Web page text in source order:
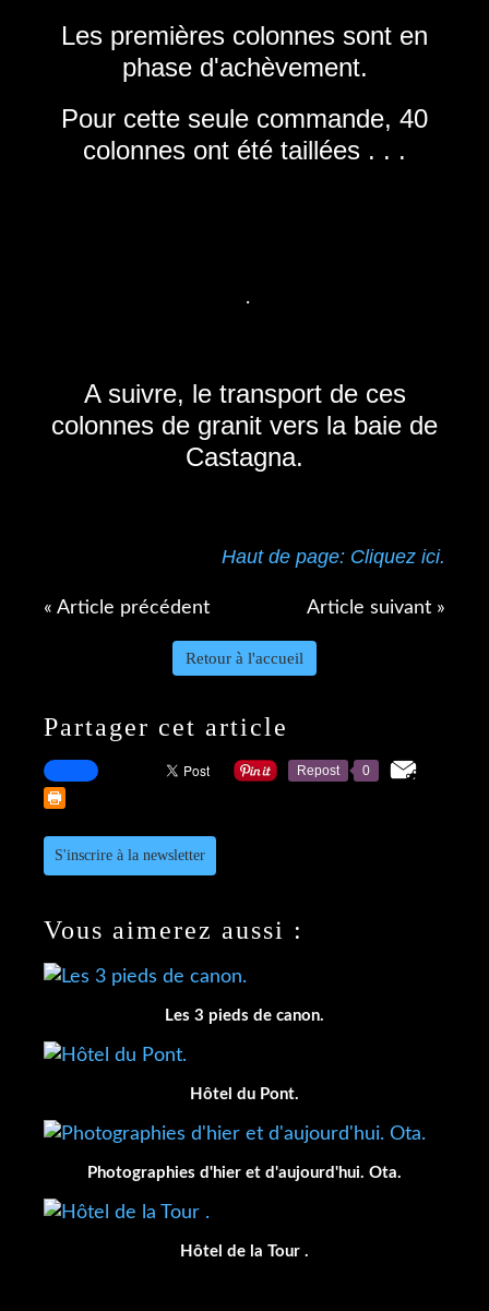
Les premières colonnes sont en
phase d'achèvement.
Pour cette seule commande, 40
colonnes ont été taillées . . .
.
A suivre, le transport de ces
colonnes de granit vers la baie de
Castagna.
Haut de page: Cliquez ici.
« Article précédent Article suivant »
Retour à l'accueil
Partager cet article
Repost 0
S'inscrire à la newsletter
Vous aimerez aussi :
Les 3 pieds de canon.
Hôtel du Pont.
Photographies d'hier et d'aujourd'hui. Ota.
Hôtel de la Tour .